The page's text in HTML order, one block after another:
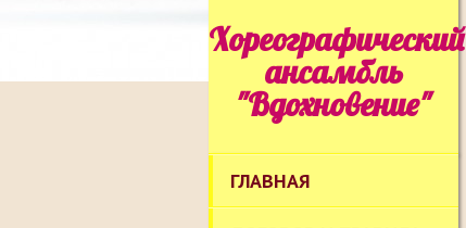
Хореографический
ансамбль
"Вдохновение"
ГЛАВНАЯ